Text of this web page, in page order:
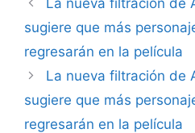
sugiere que más
regresarán en la película
La nueva filtración de
sugiere que más
regresarán en la película